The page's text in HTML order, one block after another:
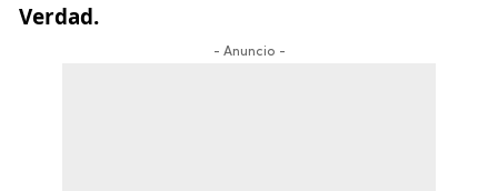
Verdad.
- Anuncio -